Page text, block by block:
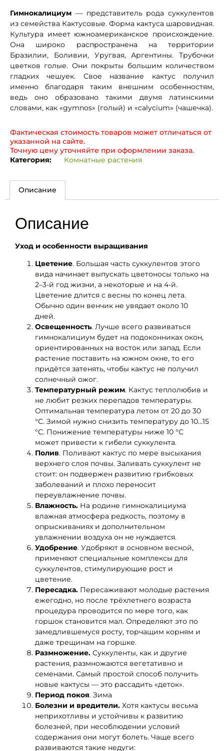
Гимнокалициум — представитель рода суккулентов
из семейства Кактусовые. Форма кактуса шаровидная.
Культура имеет южноамериканское происхождение.
Она широко распространена на территории
Бразилии, Боливии, Уругвая, Аргентины. Трубочки
цветков голые. Они покрыты большим количеством
гладких чешуек. Свое название кактус получил
именно благодаря таким внешним особенностям,
ведь оно образовано такими двумя латинскими
словами, как «gymnos» (голый) и «calycium» (чашечка).
Фактическая стоимость товаров может отличаться от
указанной на сайте.
Точную цену уточняйте при оформлении заказа.
Категория:
Комнатные растения
Описание
Описание
Уход и особенности выращивания
Цветение. Большая часть суккулентов этого
вида начинает выпускать цветоносы только на
2–3-й год жизни, а некоторые и на 4-й.
Цветение длится с весны по конец лета.
Обычно один венчик не увядает около 10
дней.
Освещенность. Лучше всего развиваться
гимнокалициум будет на подоконниках окон,
ориентированных на восток или запад. Если
растение поставить на южном окне, то его
придётся затенять, чтобы кактус не получил
солнечный ожог.
Температурный режим. Кактус теплолюбив и
не любит резких перепадов температуры.
Оптимальная температура летом от 20 до 30
°С. Зимой нужно снизить температуру до 10…15
°С. Понижение температуры ниже 10 °С
может привести к гибели суккулента.
Полив. Поливают кактус по мере высыхания
верхнего слоя почвы. Заливать суккулент не
стоит: он подвержен развитию грибковых
заболеваний и плохо переносит
переувлажнение почвы.
Влажность. На родине гимнокалициума
влажная атмосфера редкость, поэтому в
опрыскиваниях и дополнительном
увлажнении воздуха он не нуждается.
Удобрение. Удобряют в основном весной,
применяют специальные комплексы для
суккулентов, стимулирующие рост и
цветение.
Пересадка. Пересаживают молодые растения
ежегодно, но после трёхлетнего возраста
процедура проводится по мере того, как
горшок становится мал. Определяют это по
замедлившемуся росту, торчащим корням и
даже трещинам на горшке.
Размножение. Суккуленты, как и другие
растения, размножаются вегетативно и
семенами. Самый простой способ получить
новые кактусы — это рассадить «деток».
Период покоя. Зима
Болезни и вредители. Хотя кактусы весьма
неприхотливы и устойчивы к развитию
болезней, при несоблюдении условий
содержания они могут болеть. Чаще всего
развиваются такие недуги: